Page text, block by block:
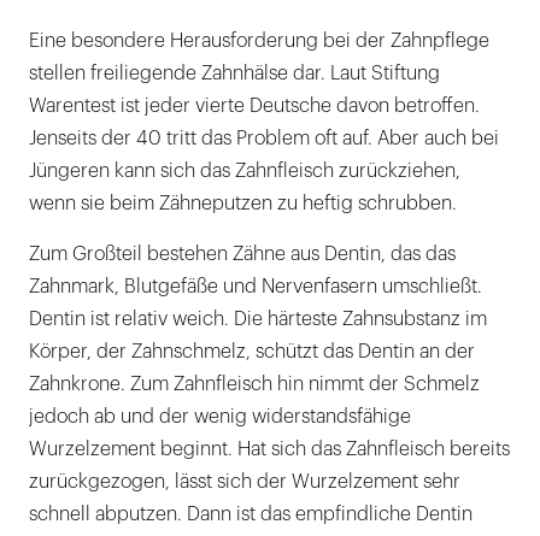
Eine besondere Herausforderung bei der Zahnpflege
stellen freiliegende Zahnhälse dar. Laut Stiftung
Warentest ist jeder vierte Deutsche davon betroffen.
Jenseits der 40 tritt das Problem oft auf. Aber auch bei
Jüngeren kann sich das Zahnfleisch zurückziehen,
wenn sie beim Zähneputzen zu heftig schrubben.
Zum Großteil bestehen Zähne aus Dentin, das das
Zahnmark, Blutgefäße und Nervenfasern umschließt.
Dentin ist relativ weich. Die härteste Zahnsubstanz im
Körper, der Zahnschmelz, schützt das Dentin an der
Zahnkrone. Zum Zahnfleisch hin nimmt der Schmelz
jedoch ab und der wenig widerstandsfähige
Wurzelzement beginnt. Hat sich das Zahnfleisch bereits
zurückgezogen, lässt sich der Wurzelzement sehr
schnell abputzen. Dann ist das empfindliche Dentin